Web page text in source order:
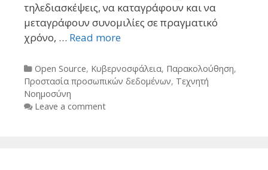
τηλεδιασκέψεις, να καταγράφουν και να
μεταγράφουν συνομιλίες σε πραγματικό
χρόνο, … Read more
Categories
Open Source, Κυβερνοσφάλεια, Παρακολούθηση,
Προστασία προσωπικών δεδομένων, Τεχνητή
Νοημοσύνη
Leave a comment